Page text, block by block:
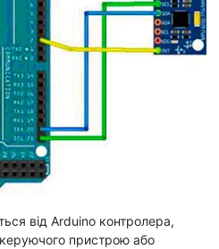
від Arduino контролера,
пристрою або